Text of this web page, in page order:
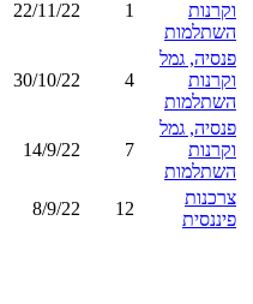
וקרנות
השתלמות
1
22/11/22
פנסיה, גמל
וקרנות
השתלמות
4
30/10/22
פנסיה, גמל
וקרנות
השתלמות
7
14/9/22
צרכנות
פיננסית
12
8/9/22